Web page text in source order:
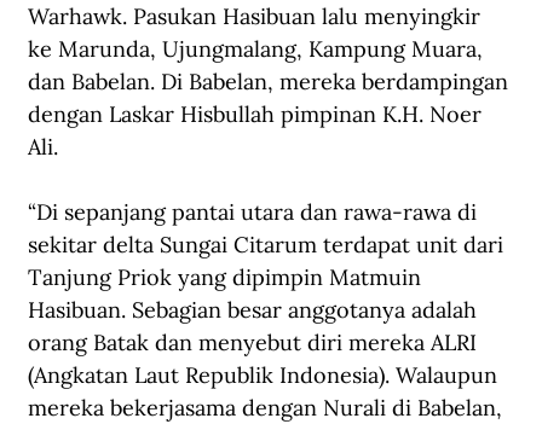
Warhawk. Pasukan Hasibuan lalu menyingkir
ke Marunda, Ujungmalang, Kampung Muara,
dan Babelan. Di Babelan, mereka berdampingan
dengan Laskar Hisbullah pimpinan K.H. Noer
Ali.
“Di sepanjang pantai utara dan rawa-rawa di
sekitar delta Sungai Citarum terdapat unit dari
Tanjung Priok yang dipimpin Matmuin
Hasibuan. Sebagian besar anggotanya adalah
orang Batak dan menyebut diri mereka ALRI
(Angkatan Laut Republik Indonesia). Walaupun
mereka bekerjasama dengan Nurali di Babelan,